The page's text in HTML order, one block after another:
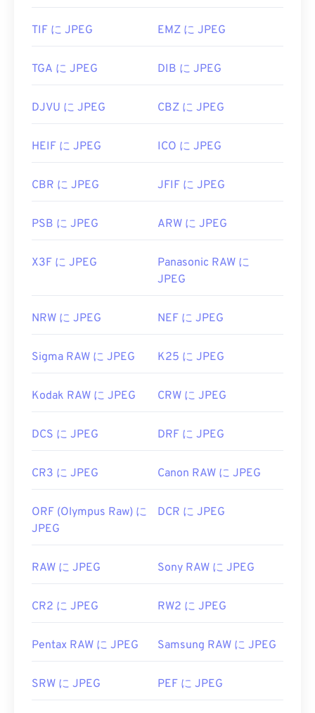
TIF に JPEG EMZ に JPEG
TGA に JPEG DIB に JPEG
DJVU に JPEG CBZ に JPEG
HEIF に JPEG ICO に JPEG
CBR に JPEG JFIF に JPEG
PSB に JPEG ARW に JPEG
X3F に JPEG
Panasonic RAW に
JPEG
NRW に JPEG NEF に JPEG
Sigma RAW に JPEG K25 に JPEG
Kodak RAW に JPEG CRW に JPEG
DCS に JPEG DRF に JPEG
CR3 に JPEG Canon RAW に JPEG
ORF (Olympus Raw) に
JPEG
DCR に JPEG
RAW に JPEG Sony RAW に JPEG
CR2 に JPEG RW2 に JPEG
Pentax RAW に JPEG Samsung RAW に JPEG
SRW に JPEG PEF に JPEG